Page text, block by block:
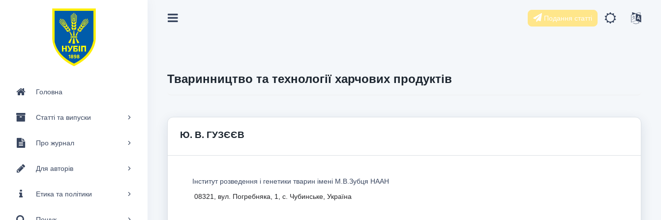
Головна
Статті та випуски
Про журнал
Для авторів
Етика та політики
Подання статті
Тваринництво та технології харчових продуктів
Ю. В. ГУЗЄЄВ
Інститут розведення і генетики тварин імені М.В.Зубця НААН
08321, вул. Погребняка, 1, с. Чубинське, Україна